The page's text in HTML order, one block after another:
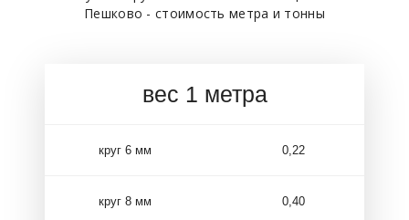
Пешково - стоимость метра и тонны
вес 1 метра
круг 6 мм 0,22
круг 8 мм 0,40